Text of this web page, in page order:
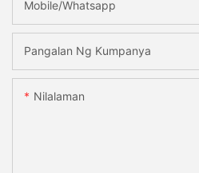
Mobile/Whatsapp
Pangalan Ng Kumpanya
Nilalaman